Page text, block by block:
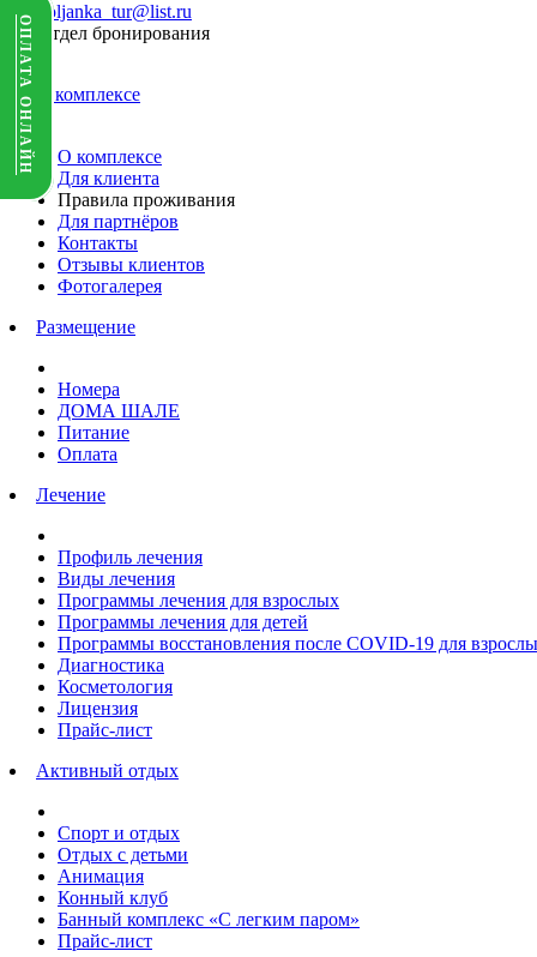
voljanka_tur@list.ru
Отдел бронирования
О комплексе
О комплексе
Для клиента
Правила проживания
Для партнёров
Контакты
Отзывы клиентов
Фотогалерея
Размещение
Номера
ДОМА ШАЛЕ
Питание
Оплата
Лечение
Профиль лечения
Виды лечения
Программы лечения для взрослых
Программы лечения для детей
Программы восстановления после COVID-19 для
Диагностика
Косметология
Лицензия
Прайс-лист
Активный отдых
Спорт и отдых
Отдых с детьми
Анимация
Конный клуб
Банный комплекс «С легким паром»
Прайс-лист
ОПЛАТА ОНЛАЙН